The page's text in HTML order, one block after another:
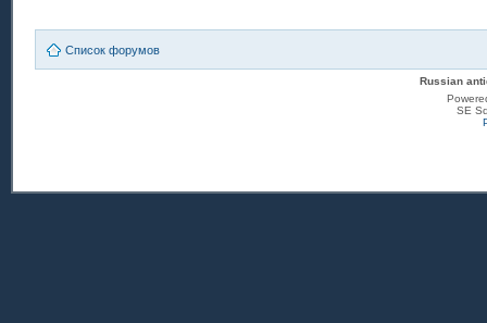
Список форумов
Russian
SE